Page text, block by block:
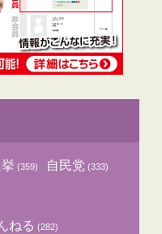
(359) 自民党 (333)
ねる (282)